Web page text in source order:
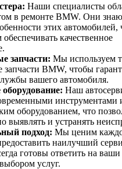
Наши специалисты
в ремонте BMW. Они
этих автомобилей,
обеспечивать качественное
запчасти: Мы используем
запчасти BMW, чтобы
вашего автомобиля.
Наш
инструментами
оборудованием, что
выявлять и устранять
подход: Мы ценим
наилучший
готовы ответить на
услуг.